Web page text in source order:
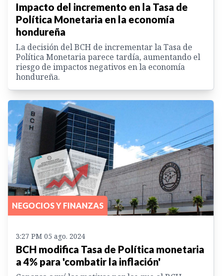
Impacto del incremento en la Tasa de
Política Monetaria en la economía
hondureña
La decisión del BCH de incrementar la Tasa de
Política Monetaria parece tardía, aumentando el
riesgo de impactos negativos en la economía
hondureña.
NEGOCIOS Y FINANZAS
3:27 PM 05 ago. 2024
BCH modifica Tasa de Política monetaria
a 4% para 'combatir la inflación'